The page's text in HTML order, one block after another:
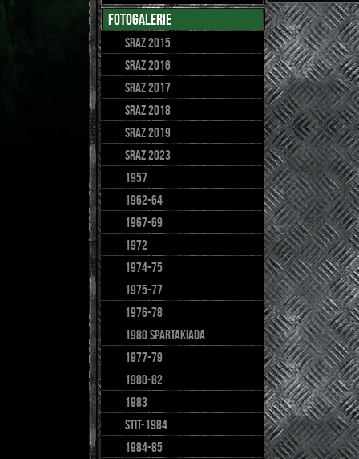
fotogalerie
Sraz 2015
sraz 2016
Sraz 2017
SRAZ 2018
SRAZ 2019
sraz 2023
1957
1962-64
1967-69
1972
1974-75
1975-77
1976-78
1980 spartakiada
1977-79
1980-82
1983
stit-1984
1984-85